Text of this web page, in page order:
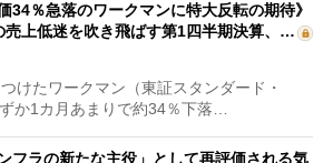
価34％急落のワークマンに特大反転の期待》
売上低迷を吹き飛ばす第1四半期決算、…
けたワークマン（東証スタンダード・
か1カ月あまりで約34％下落…
フラの新たな主役」として再評価される気